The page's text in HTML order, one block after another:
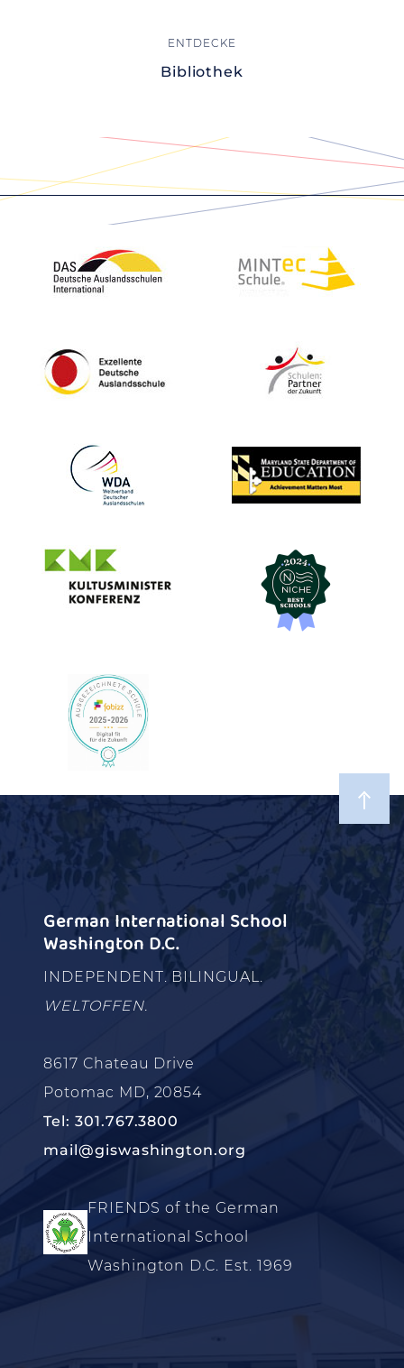
Bibliothek
German International School
Washington D.C.
INDEPENDENT. BILINGUAL.
WELTOFFEN.
8617 Chateau Drive
Potomac MD, 20854
Tel: 301.767.3800
mail@giswashington.org
FRIENDS of the German
International School
Washington D.C. Est. 1969